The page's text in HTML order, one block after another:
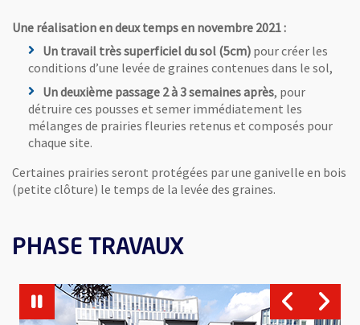
Une réalisation en deux temps en novembre 2021 :
Un travail très superficiel du sol (5cm) pour créer les
conditions d’une levée de graines contenues dans le sol,
Un deuxième passage 2 à 3 semaines après, pour
détruire ces pousses et semer immédiatement les
mélanges de prairies fleuries retenus et composés pour
chaque site.
Certaines prairies seront protégées par une ganivelle en bois
(petite clôture) le temps de la levée des graines.
PHASE TRAVAUX